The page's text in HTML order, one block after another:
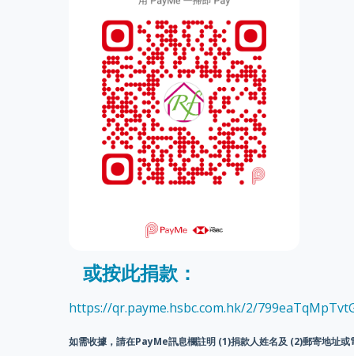
或按此捐款：
https://qr.payme.hsbc.com.hk/2/
如需收據，請在PayMe訊息欄註明 (1)捐款人姓名及 (2)郵寄地址或